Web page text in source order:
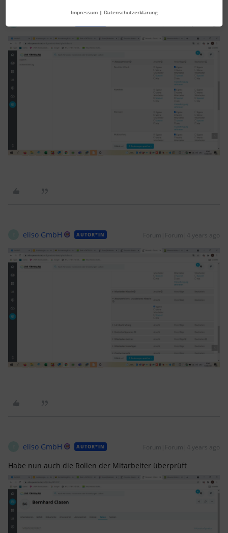
eliso GmbH AUTOR*IN Forum|Forum|4 years ago
eliso GmbH AUTOR*IN Forum|Forum|4 years ago
Habe nun auch die Rollen der Mitarbeiter überprüft
Impressum | Datenschutzerklärung